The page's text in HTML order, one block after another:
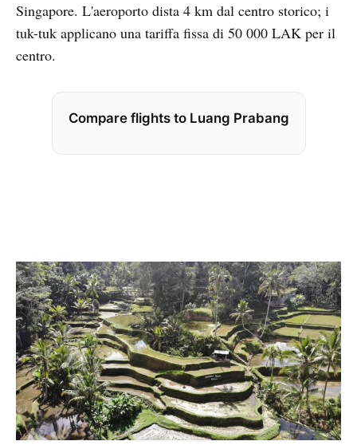
Singapore. L'aeroporto dista 4 km dal centro storico; i
tuk-tuk applicano una tariffa fissa di 50 000 LAK per il
centro.
Compare flights to Luang Prabang